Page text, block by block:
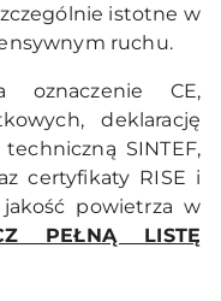
istotne w
ruchu.
oznaczenie CE,
deklarację
SINTEF,
certyfikaty RISE i
powietrza w
PEŁNĄ LISTĘ